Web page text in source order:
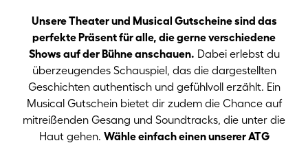
Unsere Theater und Musical Gutscheine sind das
perfekte Präsent für alle, die gerne verschiedene
Shows auf der Bühne anschauen. Dabei erlebst du
überzeugendes Schauspiel, das die dargestellten
Geschichten authentisch und gefühlvoll erzählt. Ein
Musical Gutschein bietet dir zudem die Chance auf
mitreißenden Gesang und Soundtracks, die unter die
Haut gehen. Wähle einfach einen unserer ATG